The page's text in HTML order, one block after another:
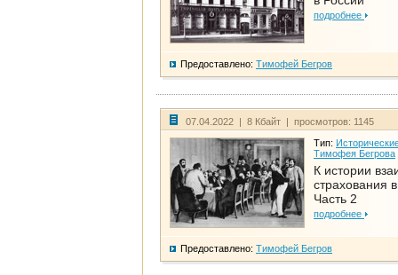
подробнее
Предоставлено: Тимофей Бегров
07.04.2022 | 8 Кбайт | просмотров: 1145
Тип:
Тимофея Бегрова
К истории
страхования
Часть 2
подробнее
Предоставлено: Тимофей Бегров